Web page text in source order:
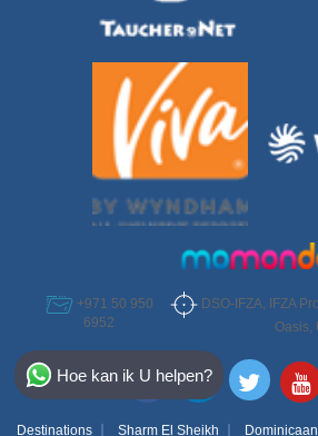
+971 50 950
6952
DSO-IFZA, IFZA
Oasis,
Destinations Sharm El Sheikh
Hoe kan ik U helpen?
Select Destination